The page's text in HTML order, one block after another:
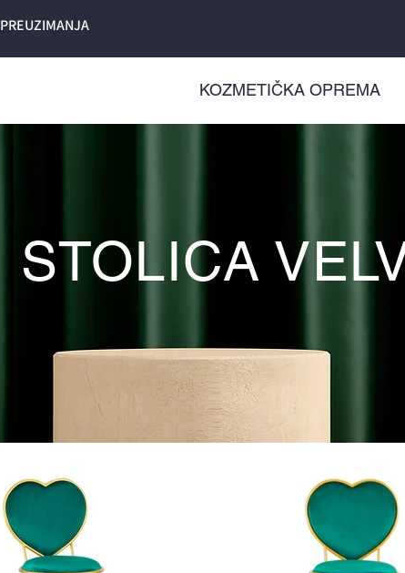
PREUZIMANJA
KOZMETIČKA OPREMA
STOLICA